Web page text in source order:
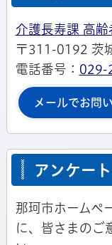
介護長寿課 高齢
〒311-0192 茨
電話番号： 029-
メールでお問
アンケート
那珂市ホームペ
に、皆さまのご